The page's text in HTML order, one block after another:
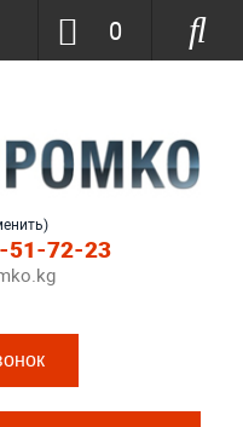
51-72-23
0